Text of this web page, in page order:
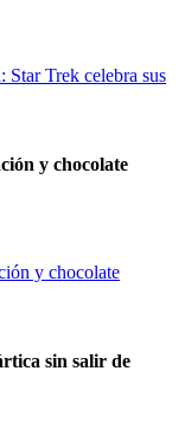
y chocolate
sin salir de